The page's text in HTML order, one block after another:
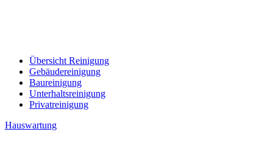
Übersicht Reinigung
Gebäudereinigung
Baureinigung
Unterhaltsreinigung
Privatreinigung
Hauswartung